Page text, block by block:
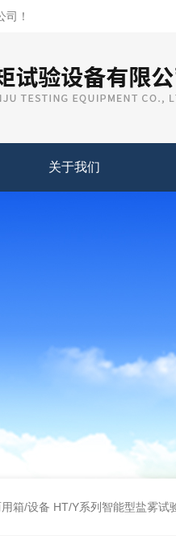
！
关于我们
箱/设备 HT/Y系列智能型盐雾试